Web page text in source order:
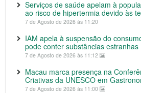
Serviços de saúde apelam à
ao risco de hipertermia devido às
7 de Agosto de 2026 às 11:20
IAM apela à suspensão do
pode conter substâncias estranhas
7 de Agosto de 2026 às 11:12
Macau marca presença na
Criativas da UNESCO em
7 de Agosto de 2026 às 11:00